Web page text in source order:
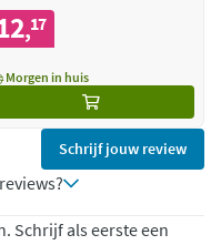
,17
Morgen in huis
Schrijf jouw review
Schrijf als eerste een